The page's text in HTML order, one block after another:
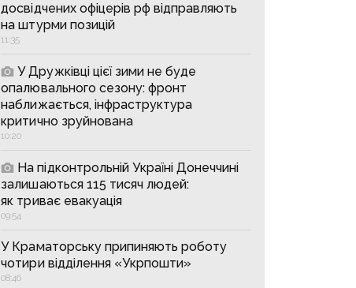
досвідчених офіцерів рф відправляють
на штурми позицій
11:35
У Дружківці цієї зими не буде
опалювального сезону: фронт
наближається, інфраструктура
критично зруйнована
10:20
На підконтрольній Україні Донеччині
залишаються 115 тисяч людей:
як триває евакуація
09:54
У Краматорську припиняють роботу
чотири відділення «Укрпошти»
08:46